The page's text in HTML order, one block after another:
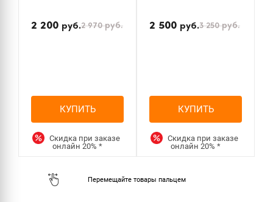
2 200 руб.2 970руб.
КУПИТЬ
Скидка при заказе
онлайн20%*
2 500 руб.3 250руб.
КУПИТЬ
Скидка при заказе
онлайн20%*